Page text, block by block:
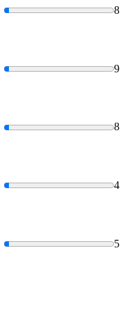
8
9
8
4
5